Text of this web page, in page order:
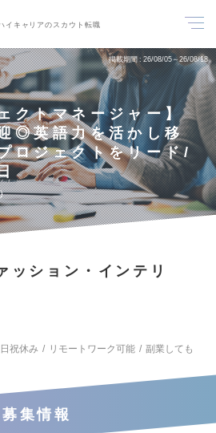
イキャリアのスカウト転職
掲載期間 26/08/05～26/08/18
クトマネージャー】
◎英語力を活かし移
ロジェクトをリード/
ッション・インテリ
祝休み リモートワーク可能
副業しても
募集情報